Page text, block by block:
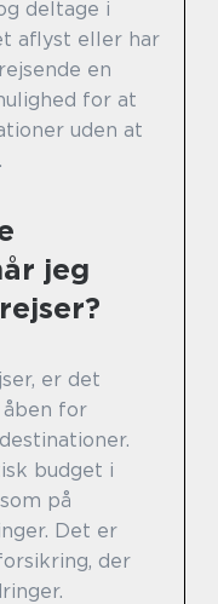
deltage i
aflyst eller har
en
for at
uden at
jeg
er det
for
budget i
på
Det er
der